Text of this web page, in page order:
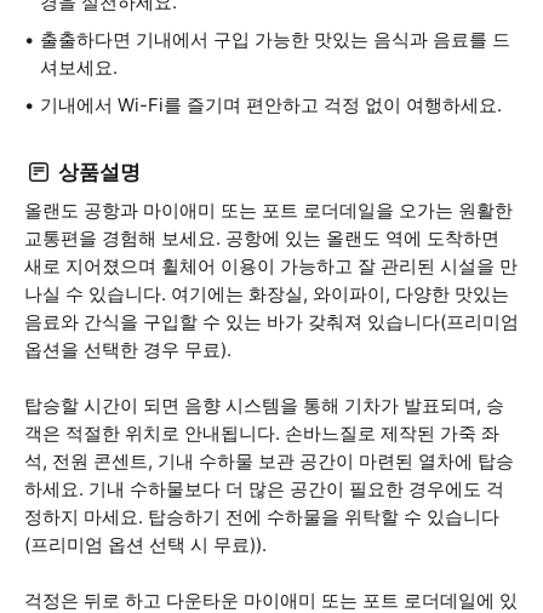
출출하다면 기내에서 구입 가능한 맛있는 음식과 음료를 드
셔보세요.
기내에서 Wi-Fi를 즐기며 편안하고 걱정 없이 여행하세요.
상품설명
올랜도 공항과 마이애미 또는 포트 로더데일을 오가는 원활한
교통편을 경험해 보세요. 공항에 있는 올랜도 역에 도착하면
새로 지어졌으며 휠체어 이용이 가능하고 잘 관리된 시설을 만
나실 수 있습니다. 여기에는 화장실, 와이파이, 다양한 맛있는
음료와 간식을 구입할 수 있는 바가 갖춰져 있습니다(프리미엄
옵션을 선택한 경우 무료).
탑승할 시간이 되면 음향 시스템을 통해 기차가 발표되며, 승
객은 적절한 위치로 안내됩니다. 손바느질로 제작된 가죽 좌
석, 전원 콘센트, 기내 수하물 보관 공간이 마련된 열차에 탑승
하세요. 기내 수하물보다 더 많은 공간이 필요한 경우에도 걱
정하지 마세요. 탑승하기 전에 수하물을 위탁할 수 있습니다
(프리미엄 옵션 선택 시 무료)).
걱정은 뒤로 하고 다운타운 마이애미 또는 포트 로더데일에 있